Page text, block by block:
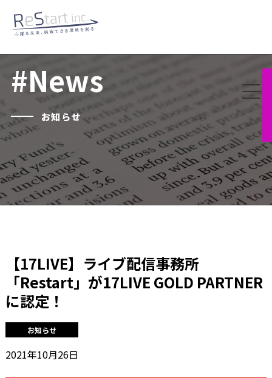
#News
お知らせ
【17LIVE】ライブ配信事務所
「Restart」が17LIVE GOLD PARTNER
に認定！
お知らせ
2021年10月26日